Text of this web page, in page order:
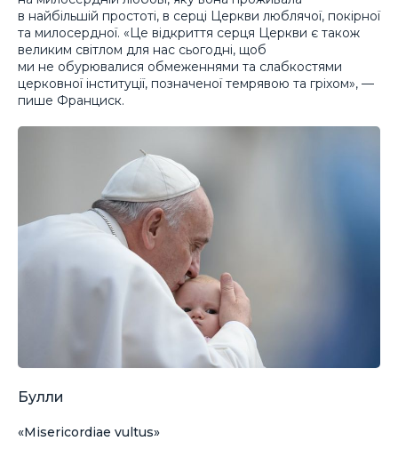
в найбільшій простоті, в серці Церкви люблячої, покірної
та милосердної. «Це відкриття серця Церкви є також
великим світлом для нас сьогодні, щоб
ми не обурювалися обмеженнями та слабкостями
церковної інституції, позначеної темрявою та гріхом», —
пише Франциск.
Булли
«Misericordiae vultus»